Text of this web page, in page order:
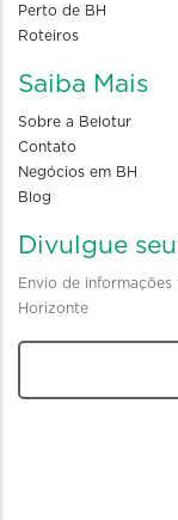
Perto de BH
Roteiros
Saiba Mais
Sobre a Belotur
Contato
Negócios em BH
Blog
Divulgue
Envio de
Horizonte